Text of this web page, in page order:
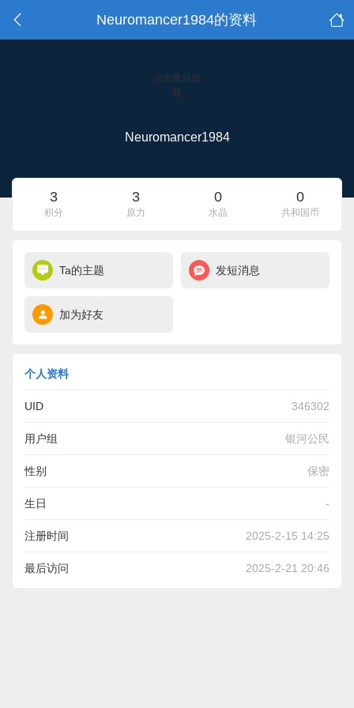
Neuromancer1984的资料
点击重新加
载
Neuromancer1984
3
积分
3
原力
0
水晶
0
共和国币
Ta的主题 发短消息
加为好友
个人资料
UID 346302
用户组 银河公民
性别 保密
生日 -
注册时间 2025-2-15 14:25
最后访问 2025-2-21 20:46